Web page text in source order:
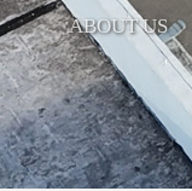
ABOUT US